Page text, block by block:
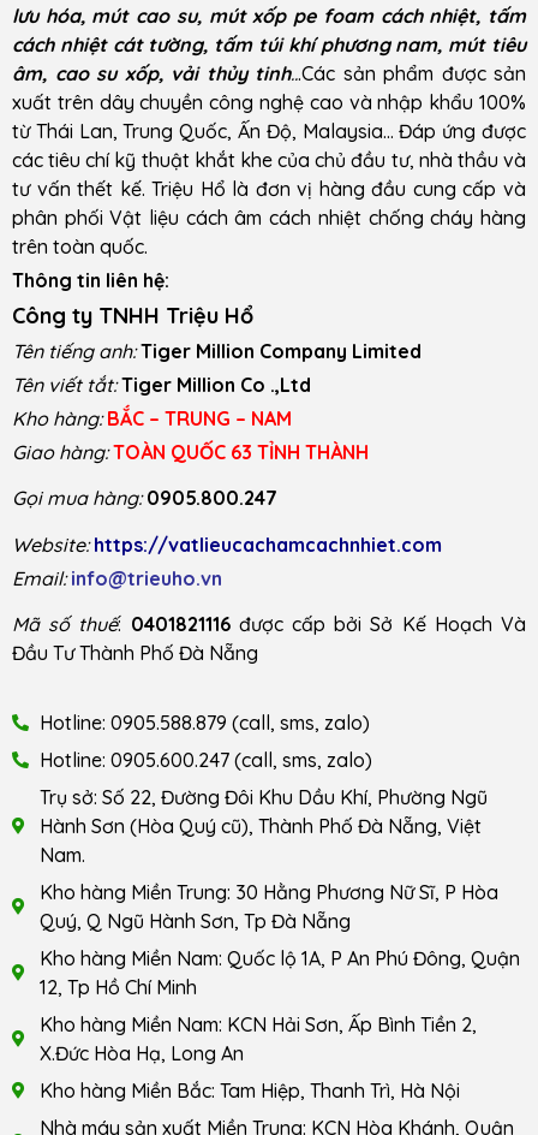
lưu hóa, mút cao su, mút xốp pe foam cách nhiệt, tấm
cách nhiệt cát tường, tấm túi khí phương nam, mút tiêu
âm, cao su xốp, vải thủy tinh...Các sản phẩm được sản
xuất trên dây chuyền công nghệ cao và nhập khẩu 100%
từ Thái Lan, Trung Quốc, Ấn Độ, Malaysia… Đáp ứng được
các tiêu chí kỹ thuật khắt khe của chủ đầu tư, nhà thầu và
tư vấn thết kế. Triệu Hổ là đơn vị hàng đầu cung cấp và
phân phối Vật liệu cách âm cách nhiệt chống cháy hàng
trên toàn quốc.
Thông tin liên hệ:
Công ty TNHH Triệu Hổ
Tên tiếng anh: Tiger Million Company Limited
Tên viết tắt: Tiger Million Co .,Ltd
Kho hàng: BẮC – TRUNG – NAM
Giao hàng: TOÀN QUỐC 63 TỈNH THÀNH
Gọi mua hàng: 0905.800.247
Website: https://vatlieucachamcachnhiet.com
Email: info@trieuho.vn
Mã số thuế: 0401821116được cấp bởi Sở Kế Hoạch Và
Đầu Tư Thành Phố Đà Nẵng
Hotline: 0905.588.879 (call, sms, zalo)
Hotline: 0905.600.247 (call, sms, zalo)
Trụ sở: Số 22, Đường Đôi Khu Dầu Khí, Phường Ngũ
Hành Sơn (Hòa Quý cũ), Thành Phố Đà Nẵng, Việt
Nam.
Kho hàng Miền Trung: 30 Hằng Phương Nữ Sĩ, P Hòa
Quý, Q Ngũ Hành Sơn, Tp Đà Nẵng
Kho hàng Miền Nam: Quốc lộ 1A, P An Phú Đông, Quận
12, Tp Hồ Chí Minh
Kho hàng Miền Nam: KCN Hải Sơn, Ấp Bình Tiền 2,
X.Đức Hòa Hạ, Long An
Kho hàng Miền Bắc: Tam Hiệp, Thanh Trì, Hà Nội
Nhà máy sản xuất Miền Trung: KCN Hòa Khánh, Quận